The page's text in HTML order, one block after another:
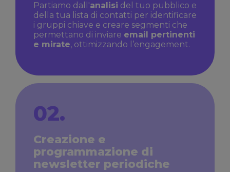
Partiamo dall'analisi del tuo pubblico e
della tua lista di contatti per identificare
i gruppi chiave e creare segmenti che
permettano di inviare email pertinenti
e mirate, ottimizzando l’engagement.
02.
Creazione e
programmazione di
newsletter periodiche